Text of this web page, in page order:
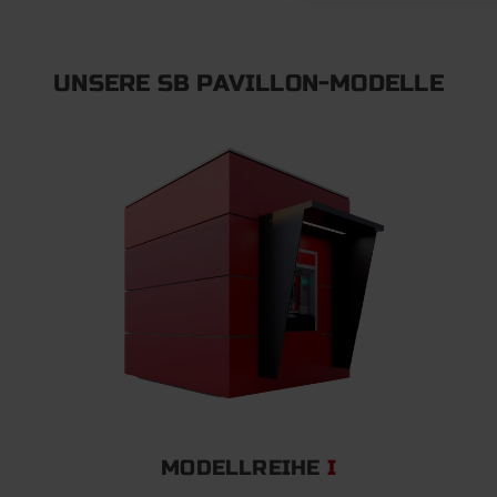
UNSERE SB PAVILLON-MODELLE
MODELLREIHE I